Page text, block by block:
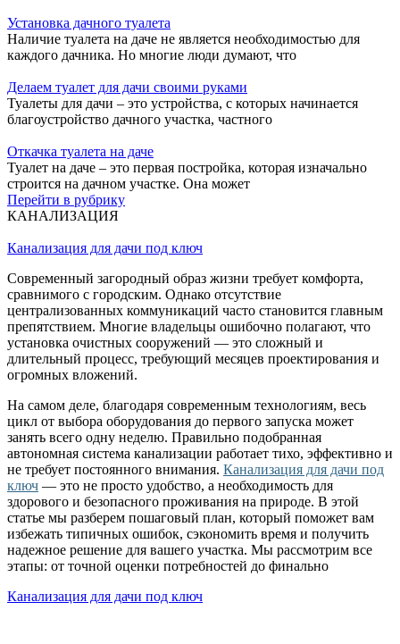
Установка дачного туалета
Наличие туалета на даче не является необходимостью для
каждого дачника. Но многие люди думают, что
Делаем туалет для дачи своими руками
Туалеты для дачи – это устройства, с которых начинается
благоустройство дачного участка, частного
Откачка туалета на даче
Туалет на даче – это первая постройка, которая изначально
строится на дачном участке. Она может
Перейти в рубрику
КАНАЛИЗАЦИЯ
Канализация для дачи под ключ
Современный загородный образ жизни требует комфорта,
сравнимого с городским. Однако отсутствие
централизованных коммуникаций часто становится главным
препятствием. Многие владельцы ошибочно полагают, что
установка очистных сооружений — это сложный и
длительный процесс, требующий месяцев проектирования и
огромных вложений.
На самом деле, благодаря современным технологиям, весь
цикл от выбора оборудования до первого запуска может
занять всего одну неделю. Правильно подобранная
автономная система канализации работает тихо, эффективно и
не требует постоянного внимания. Канализация для дачи под
ключ — это не просто удобство, а необходимость для
здорового и безопасного проживания на природе. В этой
статье мы разберем пошаговый план, который поможет вам
избежать типичных ошибок, сэкономить время и получить
надежное решение для вашего участка. Мы рассмотрим все
этапы: от точной оценки потребностей до финально
Канализация для дачи под ключ